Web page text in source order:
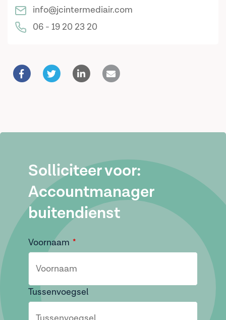
info@jcintermediair.com
06 - 19 20 23 20
Solliciteer voor:
Accountmanager
buitendienst
Voornaam
Tussenvoegsel